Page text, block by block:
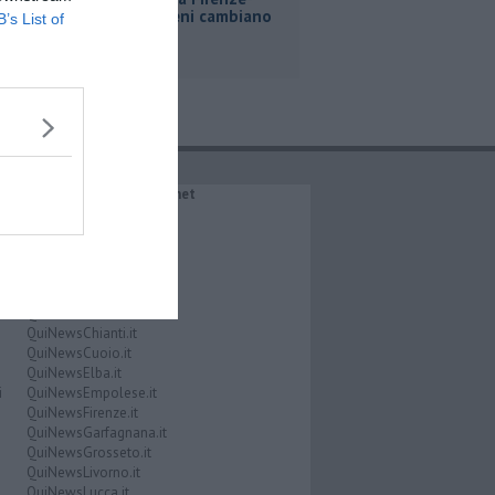
List of
Roma, i treni cambiano
IL NETWORK QuiNews.net
QuiNewsAmiata.it
QuiNewsChianti.it
QuiNewsCuoio.it
QuiNewsElba.it
QuiNewsEmpolese.it
QuiNewsFirenze.it
QuiNewsGarfagnana.it
QuiNewsGrosseto.it
QuiNewsLivorno.it